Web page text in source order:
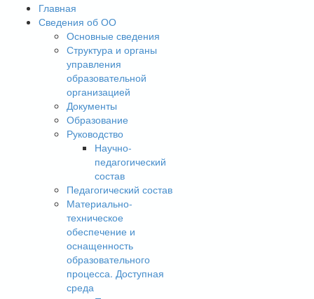
Главная
Сведения об ОО
Основные сведения
Структура и органы
управления
образовательной
организацией
Документы
Образование
Руководство
Научно-
педагогический
состав
Педагогический состав
Материально-
техническое
обеспечение и
оснащенность
образовательного
процесса. Доступная
среда